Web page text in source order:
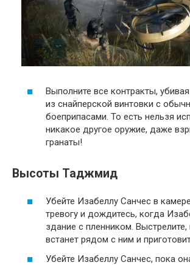
Выполните все контракты,
из снайперской винтовки с
боеприпасами. То есть нельзя
никакое другое оружие, даже
гранаты!
Высоты Таджмид
Убейте Изабеллу Санчес в
тревогу и дождитесь, когда
здание с пленником. Выстрелите,
встанет рядом с ним и
Убейте Изабеллу Санчес, пока